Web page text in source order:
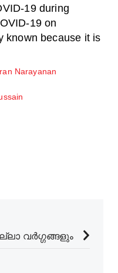
19 during
19 on
known because it is
Narayanan
വർഗ്ഗങ്ങളും